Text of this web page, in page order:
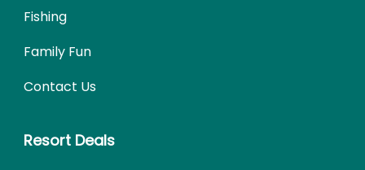
Fishing
Family Fun
Contact Us
Resort Deals